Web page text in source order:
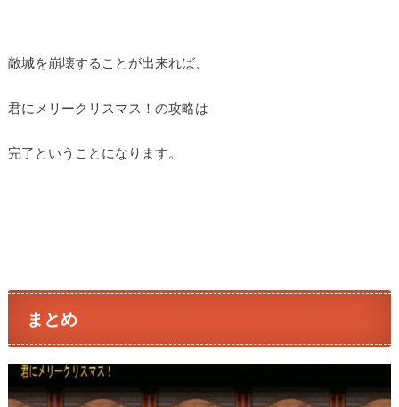
敵城を崩壊することが出来れば、
君にメリークリスマス！の攻略は
完了ということになります。
まとめ